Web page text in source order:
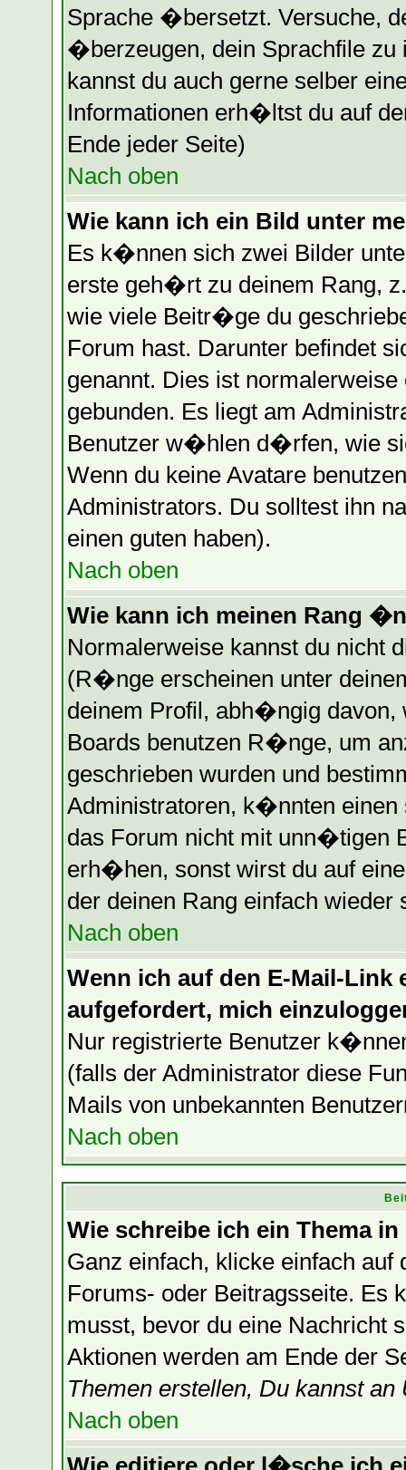
Sprache �bersetzt. Versuche,
�berzeugen, dein Sprachfile zu
kannst du auch gerne selber
Informationen erh�ltst du auf
Ende jeder Seite)
Nach oben
Wie kann ich ein Bild unter
Es k�nnen sich zwei Bilder
erste geh�rt zu deinem Rang,
wie viele Beitr�ge du
Forum hast. Darunter befindet
genannt. Dies ist
gebunden. Es liegt am
Benutzer w�hlen d�rfen, wie
Wenn du keine Avatare
Administrators. Du solltest ihn
einen guten haben).
Nach oben
Wie kann ich meinen Rang
Normalerweise kannst du nicht
(R�nge erscheinen unter
deinem Profil, abh�ngig davon,
Boards benutzen R�nge, um
geschrieben wurden und
Administratoren, k�nnten
das Forum nicht mit unn�tigen
erh�hen, sonst wirst du auf
der deinen Rang einfach wieder
Nach oben
Wenn ich auf den E-Mail-Link
aufgefordert, mich
Nur registrierte Benutzer
(falls der Administrator diese
Mails von unbekannten
Nach oben
Wie schreibe ich ein Thema
Ganz einfach, klicke einfach auf
Forums- oder Beitragsseite. Es
musst, bevor du eine Nachricht
Aktionen werden am Ende der
Themen erstellen, Du kannst
Nach oben